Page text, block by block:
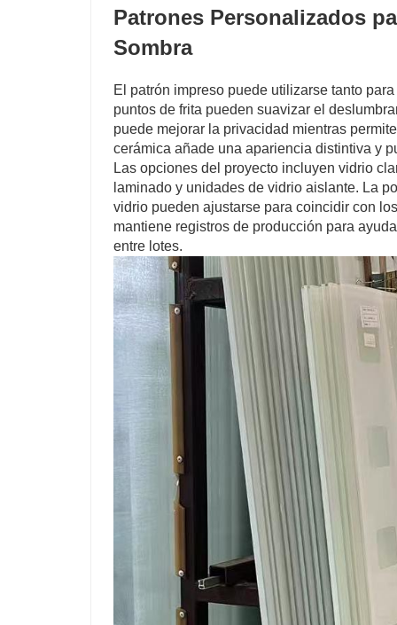
Patrones Personalizados
Sombra
El patrón impreso puede utilizarse tanto
puntos de frita pueden suavizar el
puede mejorar la privacidad mientras
cerámica añade una apariencia distintiva y
Las opciones del proyecto incluyen vidrio
laminado y unidades de vidrio aislante. La
vidrio pueden ajustarse para coincidir con
mantiene registros de producción para
entre lotes.